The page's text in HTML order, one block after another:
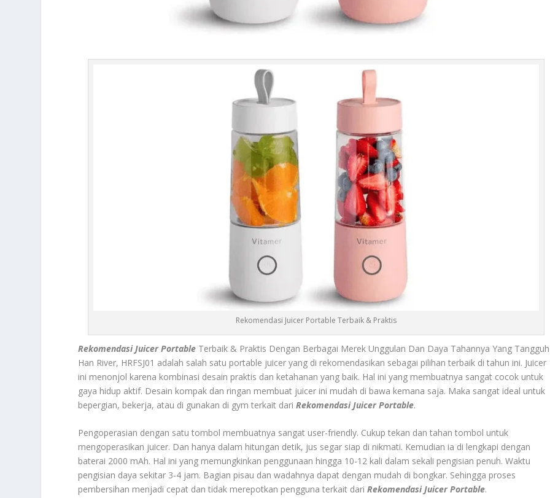
Rekomendasi Juicer Portable Terbaik & Praktis
Rekomendasi Juicer Portable Terbaik & Praktis Dengan Berbagai Merek Unggulan Dan Daya Tahannya Yang
Han River, HRFSJ01 adalah salah satu portable juicer yang di rekomendasikan sebagai pilihan terbaik di tahun ini. Juicer
ini menonjol karena kombinasi desain praktis dan ketahanan yang baik. Hal ini yang membuatnya sangat cocok untuk
gaya hidup aktif. Desain kompak dan ringan membuat juicer ini mudah di bawa kemana saja. Maka sangat ideal untuk
bepergian, bekerja, atau di gunakan di gym terkait dariRekomendasi Juicer Portable.
Pengoperasian dengan satu tombol membuatnya sangat user-friendly. Cukup tekan dan tahan tombol untuk
mengoperasikan juicer. Dan hanya dalam hitungan detik, jus segar siap di nikmati. Kemudian ia di lengkapi dengan
baterai 2000 mAh. Hal ini yang memungkinkan penggunaan hingga 10-12 kali dalam sekali pengisian penuh. Waktu
pengisian daya sekitar 3-4 jam. Bagian pisau dan wadahnya dapat dengan mudah di bongkar. Sehingga proses
pembersihan menjadi cepat dan tidak merepotkan pengguna terkait dariRekomendasi Juicer Portable.